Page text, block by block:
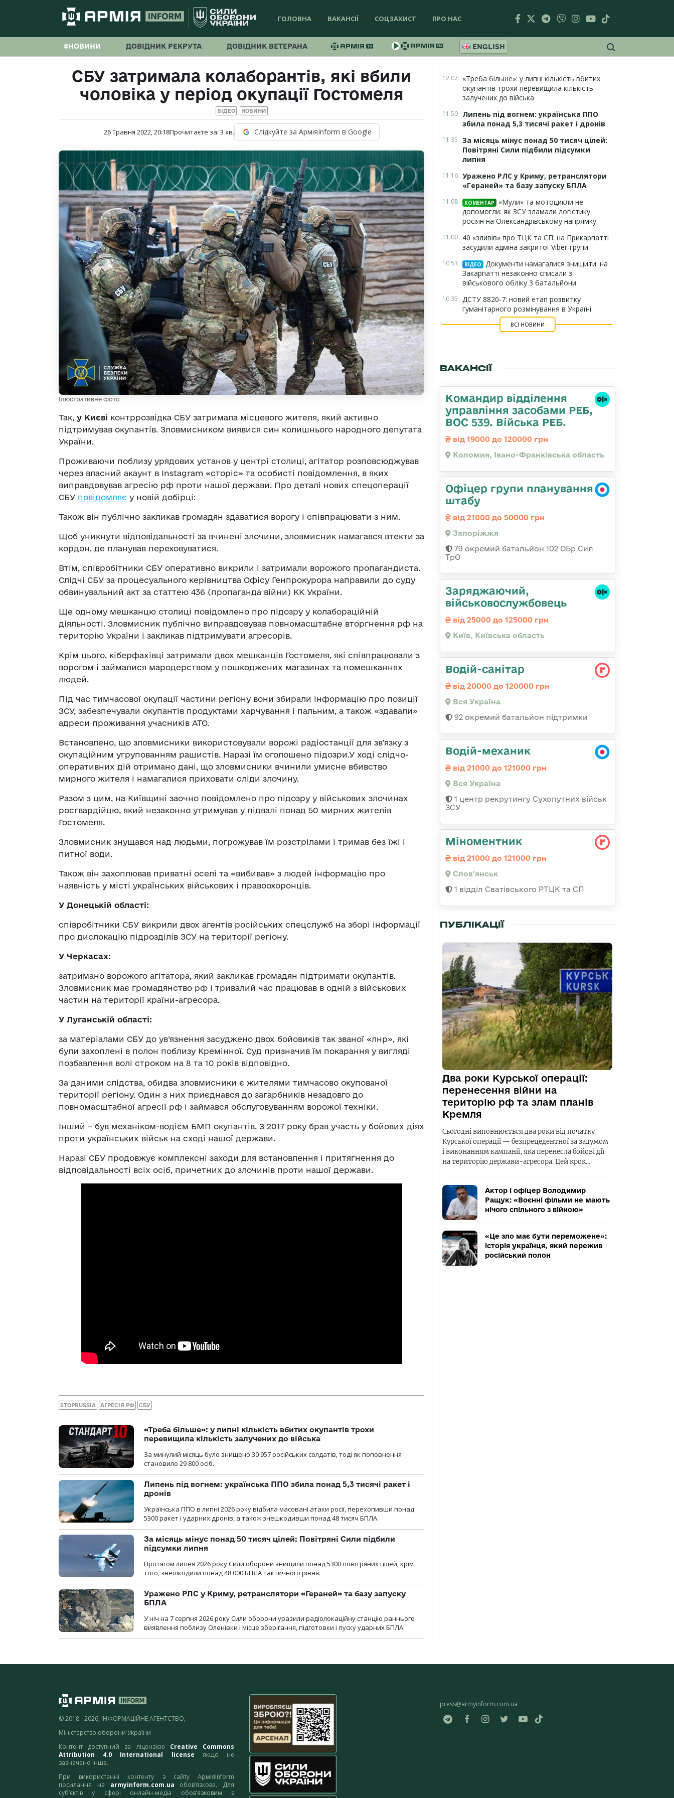
ГОЛОВНА ВАКАНСІЇ СОЦЗАХИСТ ПРО НАС
#НОВИНИ ДОВІДНИК РЕКРУТА ДОВІДНИК ВЕТЕРАНА ENGLISH
СБУ затримала колаборантів, які вбили
чоловіка у період окупації Гостомеля
ВІДЕО НОВИНИ
26 Травня 2022, 20:18Прочитаєте за: 3 хв. Слідкуйте за АрміяInform в Google
Ілюстративне фото
Так, у Києві контррозвідка СБУ затримала місцевого жителя, який активно
підтримував окупантів. Зловмисником виявися син колишнього народного депутата
України.
Проживаючи поблизу урядових установ у центрі столиці, агітатор розповсюджував
через власний акаунт в Instagram «сторіс» та особисті повідомлення, в яких
виправдовував агресію рф проти нашої держави. Про деталі нових спецоперації
СБУ повідомляє у новій добірці:
Також він публічно закликав громадян здаватися ворогу і співпрацювати з ним.
Щоб уникнути відповідальності за вчинені злочини, зловмисник намагався втекти за
кордон, де планував переховуватися.
Втім, співробітники СБУ оперативно викрили і затримали ворожого пропагандиста.
Слідчі СБУ за процесуального керівництва Офісу Генпрокурора направили до суду
обвинувальний акт за статтею 436 (пропаганда війни) КК України.
Ще одному мешканцю столиці повідомлено про підозру у колабораційній
діяльності. Зловмисник публічно виправдовував повномасштабне вторгнення рф на
територію України і закликав підтримувати агресорів.
Крім цього, кіберфахівці затримали двох мешканців Гостомеля, які співпрацювали з
ворогом і займалися мародерством у пошкоджених магазинах та помешканнях
людей.
Під час тимчасової окупації частини регіону вони збирали інформацію про позиції
ЗСУ, забезпечували окупантів продуктами харчування і пальним, а також «здавали»
адреси проживання учасників АТО.
Встановлено, що зловмисники використовували ворожі радіостанції для зв’язку з
окупаційним угрупованням рашистів. Наразі їм оголошено підозри.У ході слідчо-
оперативних дій отримано дані, що зловмисники вчинили умисне вбивство
мирного жителя і намагалися приховати сліди злочину.
Разом з цим, на Київщині заочно повідомлено про підозру у військових злочинах
росгвардійцю, який незаконно утримував у підвалі понад 50 мирних жителів
Гостомеля.
Зловмисник знущався над людьми, погрожував їм розстрілами і тримав без їжі і
питної води.
Також він захоплював приватні оселі та «вибивав» з людей інформацію про
наявність у місті українських військових і правоохоронців.
У Донецькій області:
співробітники СБУ викрили двох агентів російських спецслужб на зборі інформації
про дислокацію підрозділів ЗСУ на території регіону.
У Черкасах:
затримано ворожого агітатора, який закликав громадян підтримати окупантів.
Зловмисник має громадянство рф і тривалий час працював в одній з військових
частин на території країни-агресора.
У Луганській області:
за матеріалами СБУ до ув’язнення засуджено двох бойовиків так званої «лнр», які
були захоплені в полон поблизу Кремінної. Суд призначив їм покарання у вигляді
позбавлення волі строком на 8 та 10 років відповідно.
За даними слідства, обидва зловмисники є жителями тимчасово окупованої
території регіону. Один з них приєднався до загарбників незадовго до
повномасштабної агресії рф і займався обслуговуванням ворожої техніки.
Інший – був механіком-водієм БМП окупантів. З 2017 року брав участь у бойових діях
проти українських військ на сході нашої держави.
Наразі СБУ продовжує комплексні заходи для встановлення і притягнення до
відповідальності всіх осіб, причетних до злочинів проти нашої держави.
STOPRUSSIA АГРЕСІЯ РФ СБУ
«Треба більше»: у липні кількість вбитих окупантів трохи
перевищила кількість залучених до війська
За минулий місяць було знищено 30 957 російських солдатів, тоді як поповнення
становило 29 800 осіб.
Липень під вогнем: українська ППО збила понад 5,3 тисячі ракет і
дронів
Українська ППО в липні 2026 року відбила масовані атаки росії, перехопивши понад
5300 ракет і ударних дронів, а також знешкодивши понад 48 тисяч БПЛА.
За місяць мінус понад 50 тисяч цілей: Повітряні Сили підбили
підсумки липня
Протягом липня 2026 року Cили оборони знищили понад 5300 повітряних цілей, крім
того, знешкодили понад 48 000 БПЛА тактичного рівня.
Уражено РЛС у Криму, ретранслятори «Гераней» та базу запуску
БПЛА
У ніч на 7 серпня 2026 року Сили оборони уразили радіолокаційну станцію раннього
виявлення поблизу Оленівки і місце зберігання, підготовки і пуску ударних БПЛА.
12:07
«Треба більше»: у липні кількість вбитих
окупантів трохи перевищила кількість
залучених до війська
11:50 Липень під вогнем: українська ППО
збила понад 5,3 тисячі ракет і дронів
11:35 За місяць мінус понад 50 тисяч цілей:
Повітряні Сили підбили підсумки
липня
11:16 Уражено РЛС у Криму, ретранслятори
«Гераней» та базу запуску БПЛА
11:08 КОМЕНТАР
«Мули» та мотоцикли не
допомогли: як ЗСУ зламали логістику
росіян на Олександрівському напрямку
11:00 40 «зливів» про ТЦК та СП: на Прикарпатті
засудили адміна закритої Viber-групи
10:53 ВІДЕО
Документи намагалися знищити: на
Закарпатті незаконно списали з
військового обліку 3 батальйони
10:35 ДСТУ 8820-7: новий етап розвитку
гуманітарного розмінування в Україні
ВСІ НОВИНИ
ВАКАНСІЇ
Командир відділення
управління засобами РЕБ,
ВОС 539. Війська РЕБ.
від 19000 до 120000 грн
Коломия, Івано-Франківська область
Офіцер групи планування
штабу
від 21000 до 50000 грн
Запоріжжя
79 окремий батальйон 102 ОБр Сил
ТрО
Заряджаючий,
військовослужбовець
від 25000 до 125000 грн
Київ, Київська область
Водій-санітар
від 20000 до 120000 грн
Вся Україна
92 окремий батальйон підтримки
Водій-механик
від 21000 до 121000 грн
Вся Україна
1 центр рекрутингу Сухопутних військ
ЗСУ
Міноментник
від 21000 до 121000 грн
Слов'янськ
1 відділ Сватівського РТЦК та СП
ПУБЛІКАЦІЇ
Два роки Курської операції:
перенесення війни на
територію рф та злам планів
Кремля
Сьогодні виповнюється два роки від початку
Курської операції — безпрецедентної за задумом
і виконанням кампанії, яка перенесла бойові дії
на територію держави-агресора. Цей крок…
Актор і офіцер Володимир
Ращук: «Воєнні фільми не мають
нічого спільного з війною»
«Це зло має бути переможене»:
історія українця, який пережив
російський полон
© 2018 - 2026, ІНФОРМАЦІЙНЕ АГЕНТСТВО,
Міністерство оборони України
Контент доступний за ліцензією Creative Commons
Attribution 4.0 International license якщо не
зазначено інше.
При використанні контенту з сайту АрміяInform
посилання на armyinform.com.ua обов’язкове. Для
суб’єктів у сфері онлайн-медіа обов’язковим є
press@armyinform.com.ua